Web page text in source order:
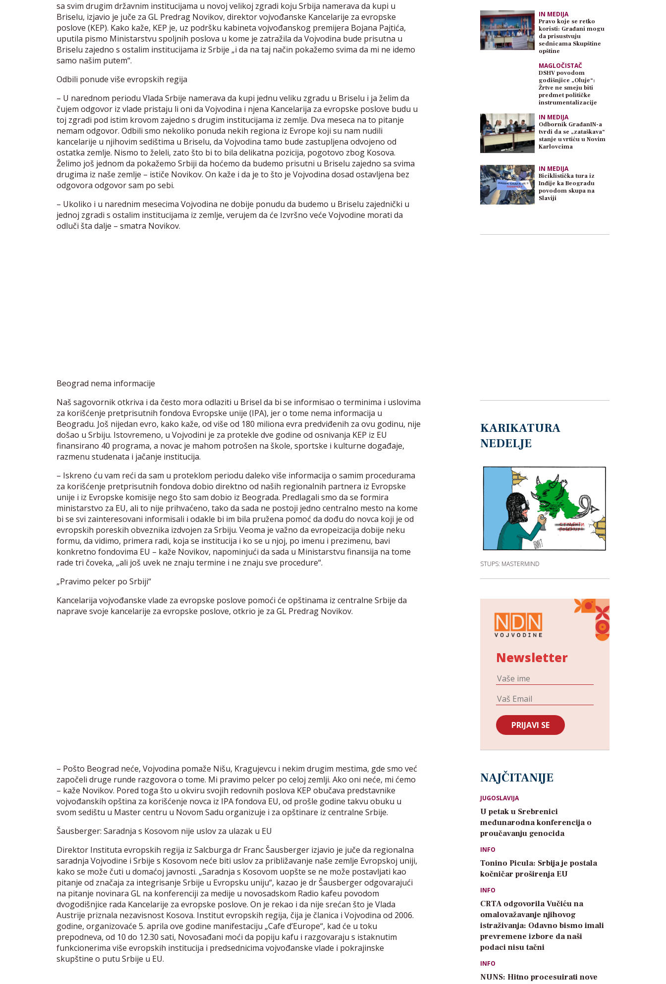
sa svim drugim državnim institucijama u novoj velikoj zgradi koju Srbija namerava da kupi u
Briselu, izjavio je juče za GL Predrag Novikov, direktor vojvođanske Kancelarije za evropske
poslove (KEP). Kako kaže, KEP je, uz podršku kabineta vojvođanskog premijera Bojana Pajtića,
uputila pismo Ministarstvu spoljnih poslova u kome je zatražila da Vojvodina bude prisutna u
Briselu zajedno s ostalim institucijama iz Srbije „i da na taj način pokažemo svima da mi ne idemo
samo našim putem“.
Odbili ponude više evropskih regija
– U narednom periodu Vlada Srbije namerava da kupi jednu veliku zgradu u Briselu i ja želim da
čujem odgovor iz vlade pristaju li oni da Vojvodina i njena Kancelarija za evropske poslove budu u
toj zgradi pod istim krovom zajedno s drugim institucijama iz zemlje. Dva meseca na to pitanje
nemam odgovor. Odbili smo nekoliko ponuda nekih regiona iz Evrope koji su nam nudili
kancelarije u njihovim sedištima u Briselu, da Vojvodina tamo bude zastupljena odvojeno od
ostatka zemlje. Nismo to želeli, zato što bi to bila delikatna pozicija, pogotovo zbog Kosova.
Želimo još jednom da pokažemo Srbiji da hoćemo da budemo prisutni u Briselu zajedno sa svima
drugima iz naše zemlje – ističe Novikov. On kaže i da je to što je Vojvodina dosad ostavljena bez
odgovora odgovor sam po sebi.
– Ukoliko i u narednim mesecima Vojvodina ne dobije ponudu da budemo u Briselu zajednički u
jednoj zgradi s ostalim institucijama iz zemlje, verujem da će Izvršno veće Vojvodine morati da
odluči šta dalje – smatra Novikov.
Beograd nema informacije
Naš sagovornik otkriva i da često mora odlaziti u Brisel da bi se informisao o terminima i uslovima
za korišćenje pretprisutnih fondova Evropske unije (IPA), jer o tome nema informacija u
Beogradu. Još nijedan evro, kako kaže, od više od 180 miliona evra predviđenih za ovu godinu, nije
došao u Srbiju. Istovremeno, u Vojvodini je za protekle dve godine od osnivanja KEP iz EU
finansirano 40 programa, a novac je mahom potrošen na škole, sportske i kulturne događaje,
razmenu studenata i jačanje institucija.
– Iskreno ću vam reći da sam u proteklom periodu daleko više informacija o samim procedurama
za korišćenje pretprisutnih fondova dobio direktno od naših regionalnih partnera iz Evropske
unije i iz Evropske komisije nego što sam dobio iz Beograda. Predlagali smo da se formira
ministarstvo za EU, ali to nije prihvaćeno, tako da sada ne postoji jedno centralno mesto na kome
bi se svi zainteresovani informisali i odakle bi im bila pružena pomoć da dođu do novca koji je od
evropskih poreskih obveznika izdvojen za Srbiju. Veoma je važno da evropeizacija dobije neku
formu, da vidimo, primera radi, koja se institucija i ko se u njoj, po imenu i prezimenu, bavi
konkretno fondovima EU – kaže Novikov, napominjući da sada u Ministarstvu finansija na tome
rade tri čoveka, „ali još uvek ne znaju termine i ne znaju sve procedure“.
„Pravimo pelcer po Srbiji“
Kancelarija vojvođanske vlade za evropske poslove pomoći će opštinama iz centralne Srbije da
naprave svoje kancelarije za evropske poslove, otkrio je za GL Predrag Novikov.
– Pošto Beograd neće, Vojvodina pomaže Nišu, Kragujevcu i nekim drugim mestima, gde smo već
započeli druge runde razgovora o tome. Mi pravimo pelcer po celoj zemlji. Ako oni neće, mi ćemo
– kaže Novikov. Pored toga što u okviru svojih redovnih poslova KEP obučava predstavnike
vojvođanskih opština za korišćenje novca iz IPA fondova EU, od prošle godine takvu obuku u
svom sedištu u Master centru u Novom Sadu organizuje i za opštinare iz centralne Srbije.
Šausberger: Saradnja s Kosovom nije uslov za ulazak u EU
Direktor Instituta evropskih regija iz Salcburga dr Franc Šausberger izjavio je juče da regionalna
saradnja Vojvodine i Srbije s Kosovom neće biti uslov za približavanje naše zemlje Evropskoj uniji,
kako se može čuti u domaćoj javnosti. „Saradnja s Kosovom uopšte se ne može postavljati kao
pitanje od značaja za integrisanje Srbije u Evropsku uniju“, kazao je dr Šausberger odgovarajući
na pitanje novinara GL na konferenciji za medije u novosadskom Radio kafeu povodom
dvogodišnjice rada Kancelarije za evropske poslove. On je rekao i da nije srećan što je Vlada
Austrije priznala nezavisnost Kosova. Institut evropskih regija, čija je članica i Vojvodina od 2006.
godine, organizovaće 5. aprila ove godine manifestaciju „Cafe d’Europe“, kad će u toku
prepodneva, od 10 do 12.30 sati, Novosađani moći da popiju kafu i razgovaraju s istaknutim
funkcionerima više evropskih institucija i predsednicima vojvođanske vlade i pokrajinske
skupštine o putu Srbije u EU.
IN MEDIJA
Pravo koje se retko
koristi: Građani mogu
da prisustvuju
sednicama Skupštine
opštine
MAGLOČISTAČ
DSHV povodom
godišnjice „Oluje“:
Žrtve ne smeju biti
predmet političke
instrumentalizacije
IN MEDIJA
Odbornik GrađanIN-a
tvrdi da se „zataškava“
stanje u vrtiću u Novim
Karlovcima
IN MEDIJA
Biciklistička tura iz
Inđije ka Beogradu
povodom skupa na
Slaviji
KARIKATURA
NEDELJE
STUPS: MASTERMIND
Newsletter
NAJČITANIJE
JUGOSLAVIJA
U petak u Srebrenici
međunarodna konferencija o
proučavanju genocida
INFO
Tonino Picula: Srbija je postala
kočničar proširenja EU
INFO
CRTA odgovorila Vučiću na
omalovažavanje njihovog
istraživanja: Odavno bismo imali
prevremene izbore da naši
podaci nisu tačni
INFO
NUNS: Hitno procesuirati nove